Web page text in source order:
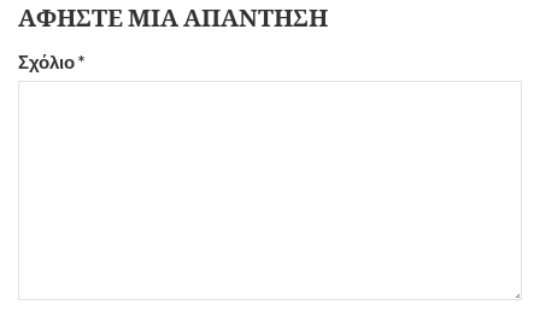
ΑΦΉΣΤΕ ΜΙΑ ΑΠΆΝΤΗΣΗ
Σχόλιο*